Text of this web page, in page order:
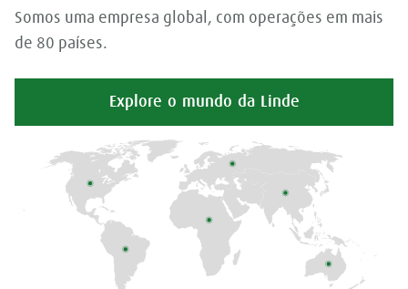
Somos uma empresa global, com operações em mais
de 80 países.
Explore o mundo da Linde